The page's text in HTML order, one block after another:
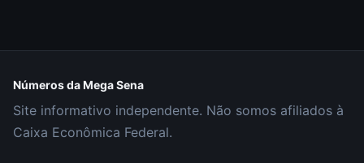
Números da Mega Sena
Site informativo independente. Não somos afiliados à
Caixa Econômica Federal.